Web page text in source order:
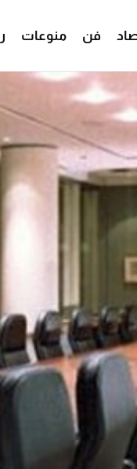
فن منوعات